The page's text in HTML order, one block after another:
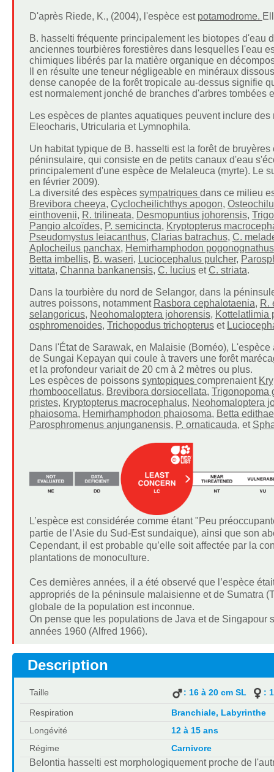
D'après Riede, K., (2004), l'espèce est potamodrome.
B. hasselti fréquente principalement les biotopes d'eau
anciennes tourbières forestières dans lesquelles l'eau
chimiques libérés par la matière organique en
Il en résulte une teneur négligeable en minéraux
dense canopée de la forêt tropicale au-dessus signifie
est normalement jonché de branches d'arbres tombées
Les espèces de plantes aquatiques peuvent inclure
Eleocharis, Utricularia et Lymnophila.
Un habitat typique de B. hasselti est la forêt de
péninsulaire, qui consiste en de petits canaux d'eau
principalement d'une espèce de Melaleuca (myrte). Le
en février 2009).
La diversité des espèces sympatriques dans ce milieu
Brevibora cheeya, Cyclocheilichthys apogon,
einthovenii, R. trilineata, Desmopuntius johorensis,
Pangio alcoïdes, P. semicincta, Kryptopterus
Pseudomystus leiacanthus, Clarias batrachus, C.
Aplocheilus panchax, Hemirhamphodon pogonognathus
Betta imbellis, B. waseri, Luciocephalus pulcher,
vittata, Channa bankanensis, C. luciuset C. striata.
Dans la tourbière du nord de Selangor, dans la
autres poissons, notamment Rasbora cephalotaenia, R.
selangoricus, Neohomaloptera johorensis, Kottelatlimia
osphromenoides, Trichopodus trichopteruset
Dans l'État de Sarawak, en Malaisie (Bornéo),
de Sungai Kepayan qui coule à travers une forêt
et la profondeur variait de 20 cm à 2 mètres ou plus.
Les espèces de poissons syntopiques comprenaient
rhomboocellatus, Brevibora dorsiocellata, Trigonopoma
pristes, Kryptopterus macrocephalus, Neohomaloptera
phaiosoma, Hemirhamphodon phaiosoma, Betta edithae
Parosphromenus anjunganensis, P. ornaticauda, et
L’espèce est considérée comme étant "Peu
partie de l’Asie du Sud-Est sundaique), ainsi que son
Cependant, il est probable qu’elle soit affectée par la
plantations de monoculture.
Ces dernières années, il a été observé que l’espèce
appropriés de la péninsule malaisienne et de Sumatra
globale de la population est inconnue.
On pense que les populations de Java et de Singapour
années 1960 (Alfred 1966).
Description
Taille : 16 à 20 cm SL :
Respiration
Branchiale, Labyrinthe
Longévité
12 à 15 ans
Régime
Carnivore
Belontia hasselti est morphologiquement proche de